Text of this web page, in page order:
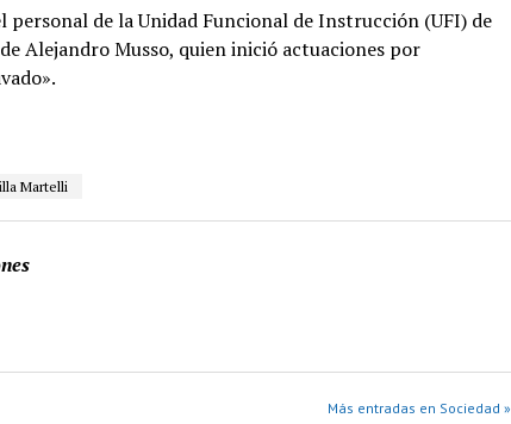
personal de la Unidad Funcional de Instrucción (UFI) de
Alejandro Musso, quien inició actuaciones por
Martelli
Más entradas en Sociedad »